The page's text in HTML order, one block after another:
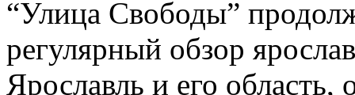
“Улица Свободы”
регулярный обзор
Ярославль и его